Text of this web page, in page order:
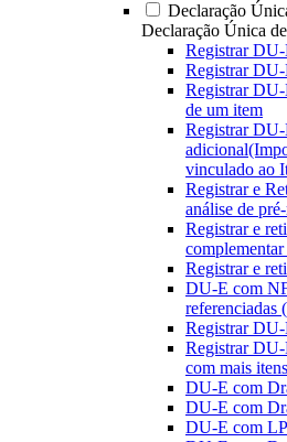
Declaração
Declaração Única
Registrar
Registrar
Registrar
de um item
Registrar
vinculado ao
Registrar e
análise de
Registrar e
Registrar e
DU-E com
referenciadas
Registrar
Registrar
com mais itens
DU-E com
DU-E com
DU-E com